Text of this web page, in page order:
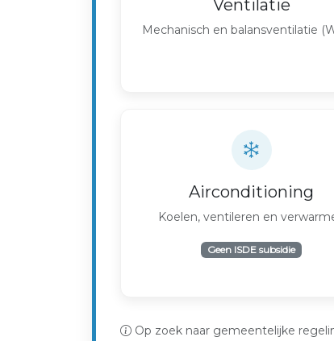
Ventilatie
Mechanisch en balansventilatie
Airconditioning
Koelen, ventileren en
Geen ISDE subsidie
Op zoek naar gemeentelijke